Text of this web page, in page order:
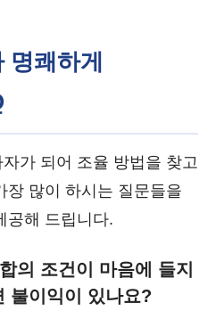
쾌하게
가 되어 조율 방법을 찾고
장 많이 하시는 질문들을
공해 드립니다.
의 조건이 마음에 들지
불이익이 있나요?